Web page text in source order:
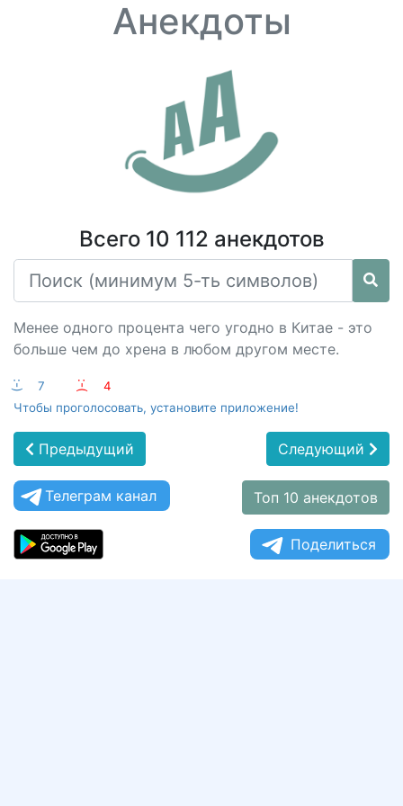
Анекдоты
Всего 10 112 анекдотов
Менее одного процента чего угодно в Китае - это
больше чем до хрена в любом другом месте.
:-) 7 :-(
4
Чтобы проголосовать, установите приложение!
Предыдущий Следующий
Телеграм канал Топ 10 анекдотов
Поделиться